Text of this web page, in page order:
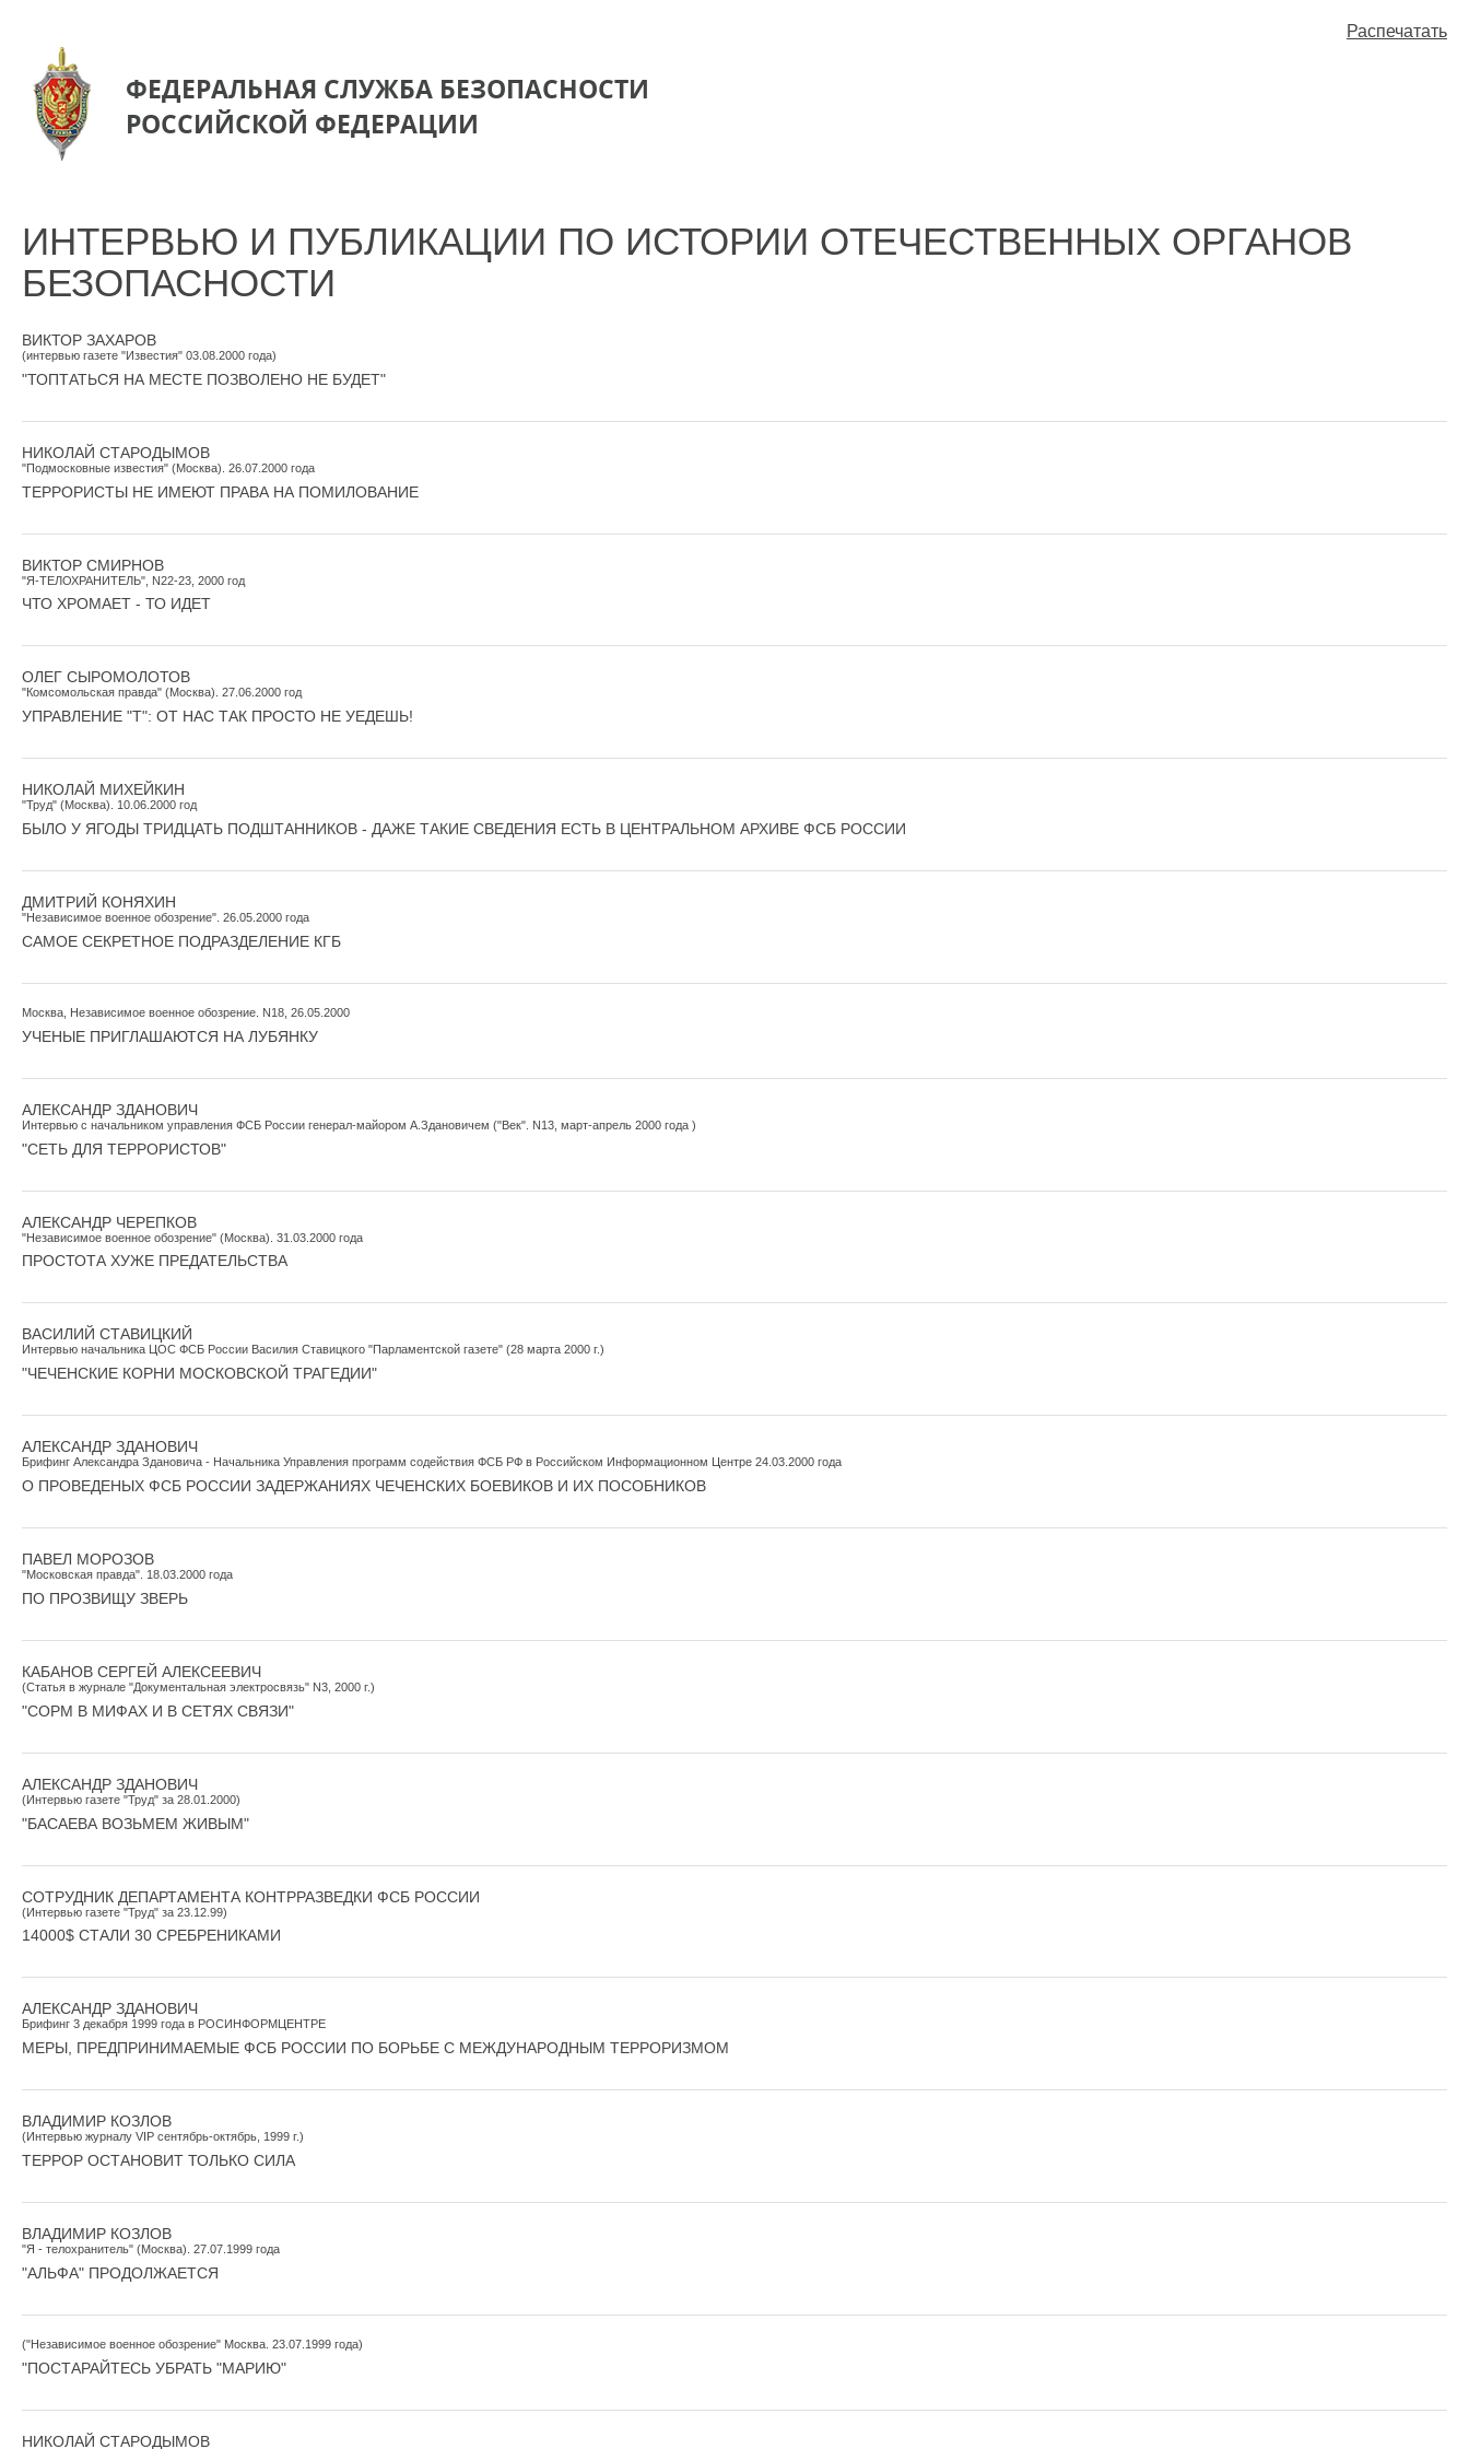
ФЕДЕРАЛЬНАЯ СЛУЖБА БЕЗОПАСНОСТИ
РОССИЙСКОЙ ФЕДЕРАЦИИ
Распечатать
ИНТЕРВЬЮ И ПУБЛИКАЦИИ ПО ИСТОРИИ ОТЕЧЕСТВЕННЫХ ОРГАНОВ
БЕЗОПАСНОСТИ
ВИКТОР ЗАХАРОВ
(интервью газете "Известия" 03.08.2000 года)
"ТОПТАТЬСЯ НА МЕСТЕ ПОЗВОЛЕНО НЕ БУДЕТ"
НИКОЛАЙ СТАРОДЫМОВ
"Подмосковные известия" (Москва). 26.07.2000 года
ТЕРРОРИСТЫ НЕ ИМЕЮТ ПРАВА НА ПОМИЛОВАНИЕ
ВИКТОР СМИРНОВ
"Я-ТЕЛОХРАНИТЕЛЬ", N22-23, 2000 год
ЧТО ХРОМАЕТ - ТО ИДЕТ
ОЛЕГ СЫРОМОЛОТОВ
"Комсомольская правда" (Москва). 27.06.2000 год
УПРАВЛЕНИЕ "Т": ОТ НАС ТАК ПРОСТО НЕ УЕДЕШЬ!
НИКОЛАЙ МИХЕЙКИН
"Труд" (Москва). 10.06.2000 год
БЫЛО У ЯГОДЫ ТРИДЦАТЬ ПОДШТАННИКОВ - ДАЖЕ ТАКИЕ СВЕДЕНИЯ ЕСТЬ В ЦЕНТРАЛЬНОМ АРХИВЕ ФСБ РОССИИ
ДМИТРИЙ КОНЯХИН
"Независимое военное обозрение". 26.05.2000 года
САМОЕ СЕКРЕТНОЕ ПОДРАЗДЕЛЕНИЕ КГБ
Москва, Независимое военное обозрение. N18, 26.05.2000
УЧЕНЫЕ ПРИГЛАШАЮТСЯ НА ЛУБЯНКУ
АЛЕКСАНДР ЗДАНОВИЧ
Интервью с начальником управления ФСБ России генерал-майором А.Здановичем ("Век". N13, март-апрель 2000 года )
"СЕТЬ ДЛЯ ТЕРРОРИСТОВ"
АЛЕКСАНДР ЧЕРЕПКОВ
"Независимое военное обозрение" (Москва). 31.03.2000 года
ПРОСТОТА ХУЖЕ ПРЕДАТЕЛЬСТВА
ВАСИЛИЙ СТАВИЦКИЙ
Интервью начальника ЦОС ФСБ России Василия Ставицкого "Парламентской газете" (28 марта 2000 г.)
"ЧЕЧЕНСКИЕ КОРНИ МОСКОВСКОЙ ТРАГЕДИИ"
АЛЕКСАНДР ЗДАНОВИЧ
Брифинг Александра Здановича - Начальника Управления программ содействия ФСБ РФ в Российском Информационном Центре 24.03.2000 года
О ПРОВЕДЕНЫХ ФСБ РОССИИ ЗАДЕРЖАНИЯХ ЧЕЧЕНСКИХ БОЕВИКОВ И ИХ ПОСОБНИКОВ
ПАВЕЛ МОРОЗОВ
"Московская правда". 18.03.2000 года
ПО ПРОЗВИЩУ ЗВЕРЬ
КАБАНОВ СЕРГЕЙ АЛЕКСЕЕВИЧ
(Статья в журнале "Документальная электросвязь" N3, 2000 г.)
"СОРМ В МИФАХ И В СЕТЯХ СВЯЗИ"
АЛЕКСАНДР ЗДАНОВИЧ
(Интервью газете "Труд" за 28.01.2000)
"БАСАЕВА ВОЗЬМЕМ ЖИВЫМ"
СОТРУДНИК ДЕПАРТАМЕНТА КОНТРРАЗВЕДКИ ФСБ РОССИИ
(Интервью газете "Труд" за 23.12.99)
14000$ СТАЛИ 30 СРЕБРЕНИКАМИ
АЛЕКСАНДР ЗДАНОВИЧ
Брифинг 3 декабря 1999 года в РОСИНФОРМЦЕНТРЕ
МЕРЫ, ПРЕДПРИНИМАЕМЫЕ ФСБ РОССИИ ПО БОРЬБЕ С МЕЖДУНАРОДНЫМ ТЕРРОРИЗМОМ
ВЛАДИМИР КОЗЛОВ
(Интервью журналу VIP сентябрь-октябрь, 1999 г.)
ТЕРРОР ОСТАНОВИТ ТОЛЬКО СИЛА
ВЛАДИМИР КОЗЛОВ
"Я - телохранитель" (Москва). 27.07.1999 года
"АЛЬФА" ПРОДОЛЖАЕТСЯ
("Независимое военное обозрение" Москва. 23.07.1999 года)
"ПОСТАРАЙТЕСЬ УБРАТЬ "МАРИЮ"
НИКОЛАЙ СТАРОДЫМОВ